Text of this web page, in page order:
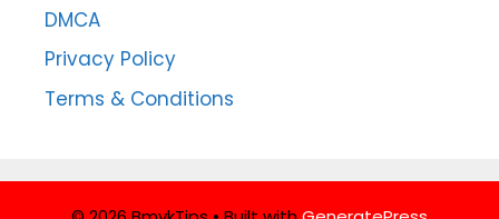
DMCA
Privacy Policy
Terms & Conditions